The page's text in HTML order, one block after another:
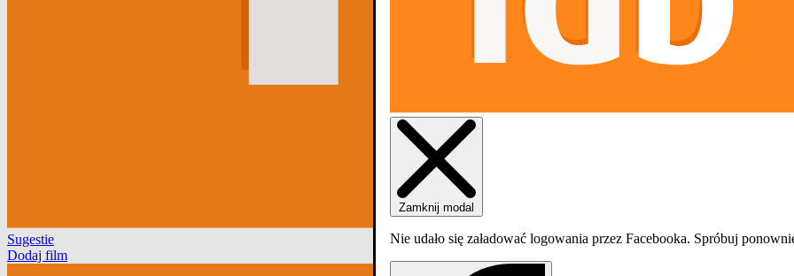
Sugestie
Dodaj film
Zamknij modal
Nie udało się załadować logowania przez Facebooka. Spróbuj